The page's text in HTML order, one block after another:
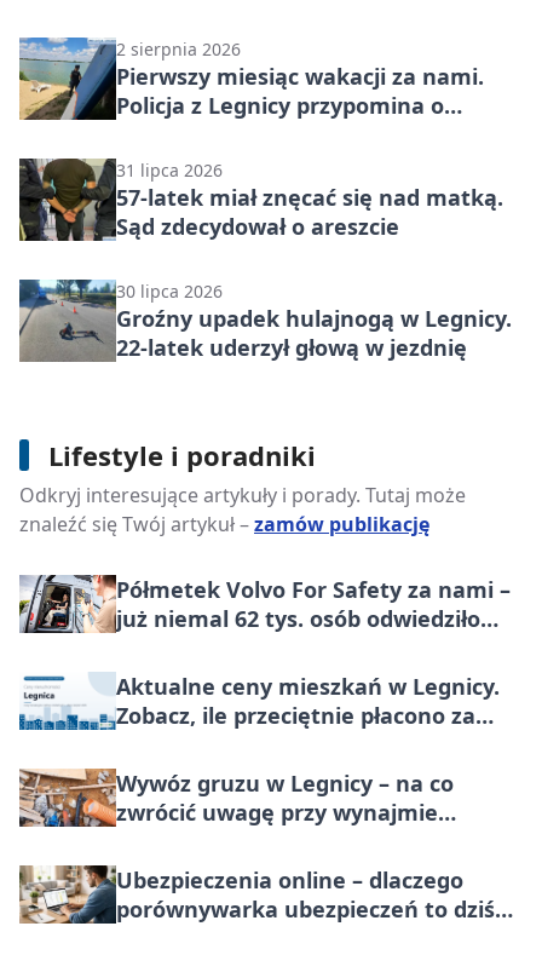
2 sierpnia 2026
Pierwszy miesiąc wakacji za nami.
Policja z Legnicy przypomina o
31 lipca 2026
57-latek miał znęcać się nad matką.
Sąd zdecydował o areszcie
30 lipca 2026
Groźny upadek hulajnogą w Legnicy.
22-latek uderzył głową w jezdnię
Lifestyle i poradniki
Odkryj interesujące artykuły i porady. Tutaj może
znaleźć się Twój artykuł –zamów publikację
„Lato bez Vat” w VOLVO – Najchętniej
wybrane modele pośród marek
premium w Polsce, teraz korzystniej o
Półmetek Volvo For Safety za nami –
już niemal 62 tys. osób odwiedziło
Aktualne ceny mieszkań w Legnicy.
Zobacz, ile przeciętnie płacono za
2026
Wywóz gruzu w Legnicy – na co
zwrócić uwagę przy wynajmie
Ubezpieczenia online – dlaczego
porównywarka ubezpieczeń to dziś